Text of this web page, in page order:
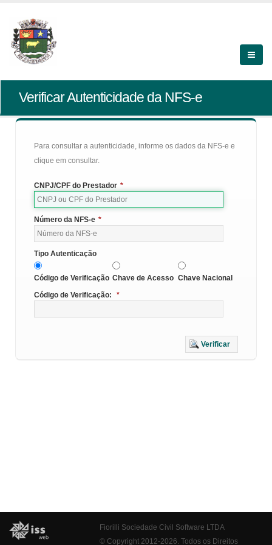
Verificar Autenticidade da NFS-e
Para consultar a autenticidade, informe os dados da NFS-e e
clique em consultar.
CNPJ/CPF do Prestador *
Número da NFS-e *
Tipo Autenticação
Código de Verificação Chave de Acesso Chave Nacional
Código de Verificação:
*
Verificar
Fiorilli Sociedade Civil Software LTDA
© Copyright 2012-2026. Todos os Direitos